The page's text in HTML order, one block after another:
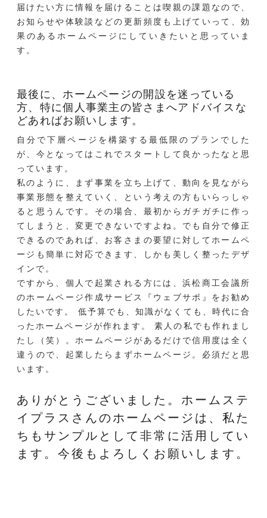
届けたい方に情報を届けることは喫親の課題なので、
お知らせや体験談などの更新頻度も上げていって、効
果のあるホームページにしていきたいと思っていま
す。
最後に、ホームページの開設を迷っている
方、特に個人事業主の皆さまへアドバイスな
どあればお願いします。
自分で下層ページを構築する最低限のプランでした
が、今となってはこれでスタートして良かったなと思
っています。
私のように、まず事業を立ち上げて、動向を見ながら
事業形態を整えていく、という考えの方もいらっしゃ
ると思うんです。その場合、最初からガチガチに作っ
てしまうと、変更できないですよね。でも自分で修正
できるのであれば、お客さまの要望に対してホームペ
ージも簡単に対応できます、しかも美しく整ったデザ
インで。
ですから、個人で起業される方には、浜松商工会議所
のホームページ作成サービス『ウェブサポ』をお勧め
したいです。 低予算でも、知識がなくても、時代に合
ったホームページが作れます。 素人の私でも作れまし
たし（笑）。ホームページがあるだけで信用度は全く
違うので、起業したらまずホームページ。必須だと思
います。
ありがとうございました。ホームステ
イプラスさんのホームページは、私た
ちもサンプルとして非常に活用してい
ます。今後もよろしくお願いします。